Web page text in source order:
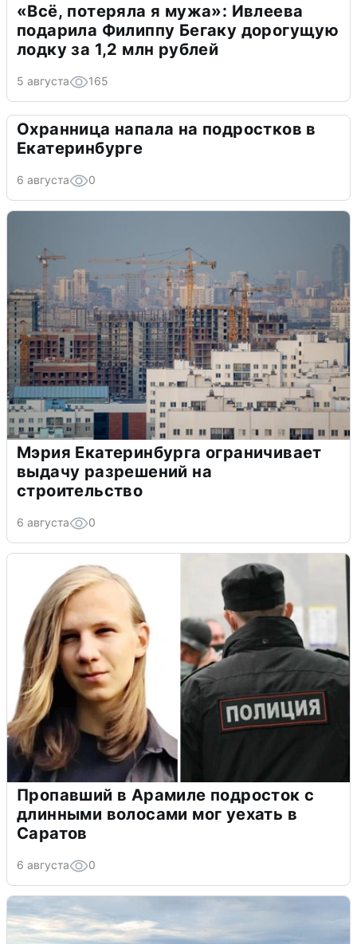
«Всё, потеряла я мужа»: Ивлеева
подарила Филиппу Бегаку дорогущую
лодку за 1,2 млн рублей
5 августа 165
Охранница напала на подростков в
Екатеринбурге
6 августа 0
Мэрия Екатеринбурга ограничивает
выдачу разрешений на
строительство
6 августа 0
Пропавший в Арамиле подросток с
длинными волосами мог уехать в
Саратов
6 августа 0